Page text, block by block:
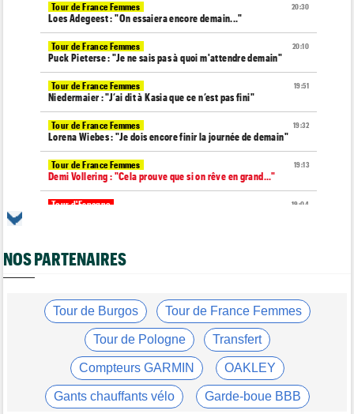
20:30
Tour de France Femmes
Loes Adegeest : "On essaiera encore demain..."
20:10
Tour de France Femmes
Puck Pieterse : "Je ne sais pas à quoi m'attendre demain"
19:51
Tour de France Femmes
Niedermaier : "J’ai dit à Kasia que ce n’est pas fini"
19:32
Tour de France Femmes
Lorena Wiebes : "Je dois encore finir la journée de demain"
19:13
Tour de France Femmes
Demi Vollering : "Cela prouve que si on rêve en grand..."
19:04
Tour d'Espagne
Quels seront les prochains défis de Tadej Pogacar ?
18:01
Média
Web-série : "Course toujours, dans les coulisses de la FDJ
United Series"
Tour de Burgos
Felix Gall : "Ma 1ère victoire au général, un accomplissement !"
NOS PARTENAIRES
Tour de Burgos Tour de France Femmes
Tour de Pologne Transfert
Compteurs GARMIN OAKLEY
Gants chauffants vélo Garde-boue BBB